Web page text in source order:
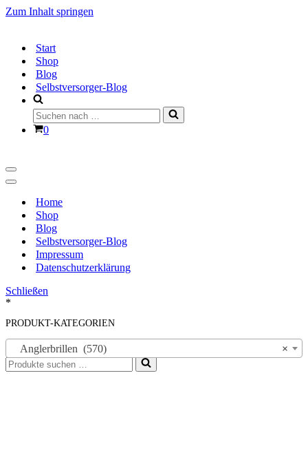
Zum Inhalt springen
Start
Shop
Blog
Selbstversorger-Blog
Suchen
nach …
Warenkorb
0
Navigationsmenü
Navigationsmenü
Home
Shop
Blog
Selbstversorger-Blog
Impressum
Datenschutzerklärung
Schließen
*
PRODUKT-KATEGORIEN
×
Anglerbrillen (570)
Suchen
nach …